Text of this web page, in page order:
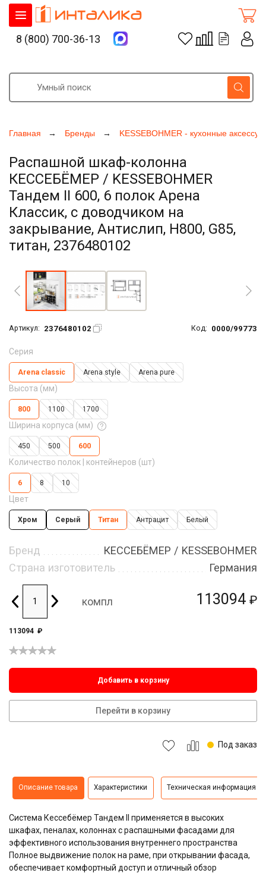
Главная Бренды KESSEBOHMER - кухонные
Распашной шкаф-колонна
КЕССЕБЁМЕР / KESSEBOHMER
Тандем II 600, 6 полок Арена
Классик, с доводчиком на
закрывание, Антислип, H800, G85,
титан, 2376480102
Артикул: 2376480102 Код: 0000/99773
113094 ₽
Серия
Arena classic Arena style Arena pure
Высота (мм)
800 1100 1700
Ширина корпуса (мм)
450 500 600
Количество полок | контейнеров (шт)
6 8 10
Цвет
Хром Серый Титан Антрацит Белый
Бренд
КЕССЕБЁМЕР / KESSEBOHMER
Страна изготовитель
Германия
компл
113094 ₽
Добавить в корзину
Перейти в корзину
Под заказ
Описание товара Характеристики Техническая информация
Система Кессебёмер Тандем II применяется в высоких
шкафах, пеналах, колоннах с распашными фасадами для
эффективного использования внутреннего пространства
Полное выдвижение полок на раме, при открывании фасада,
обеспечивает комфортный доступ и отличный обзор
8 (800) 700-36-13